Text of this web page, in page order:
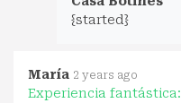
{started}
María 2 years ago
Experiencia fantástica: